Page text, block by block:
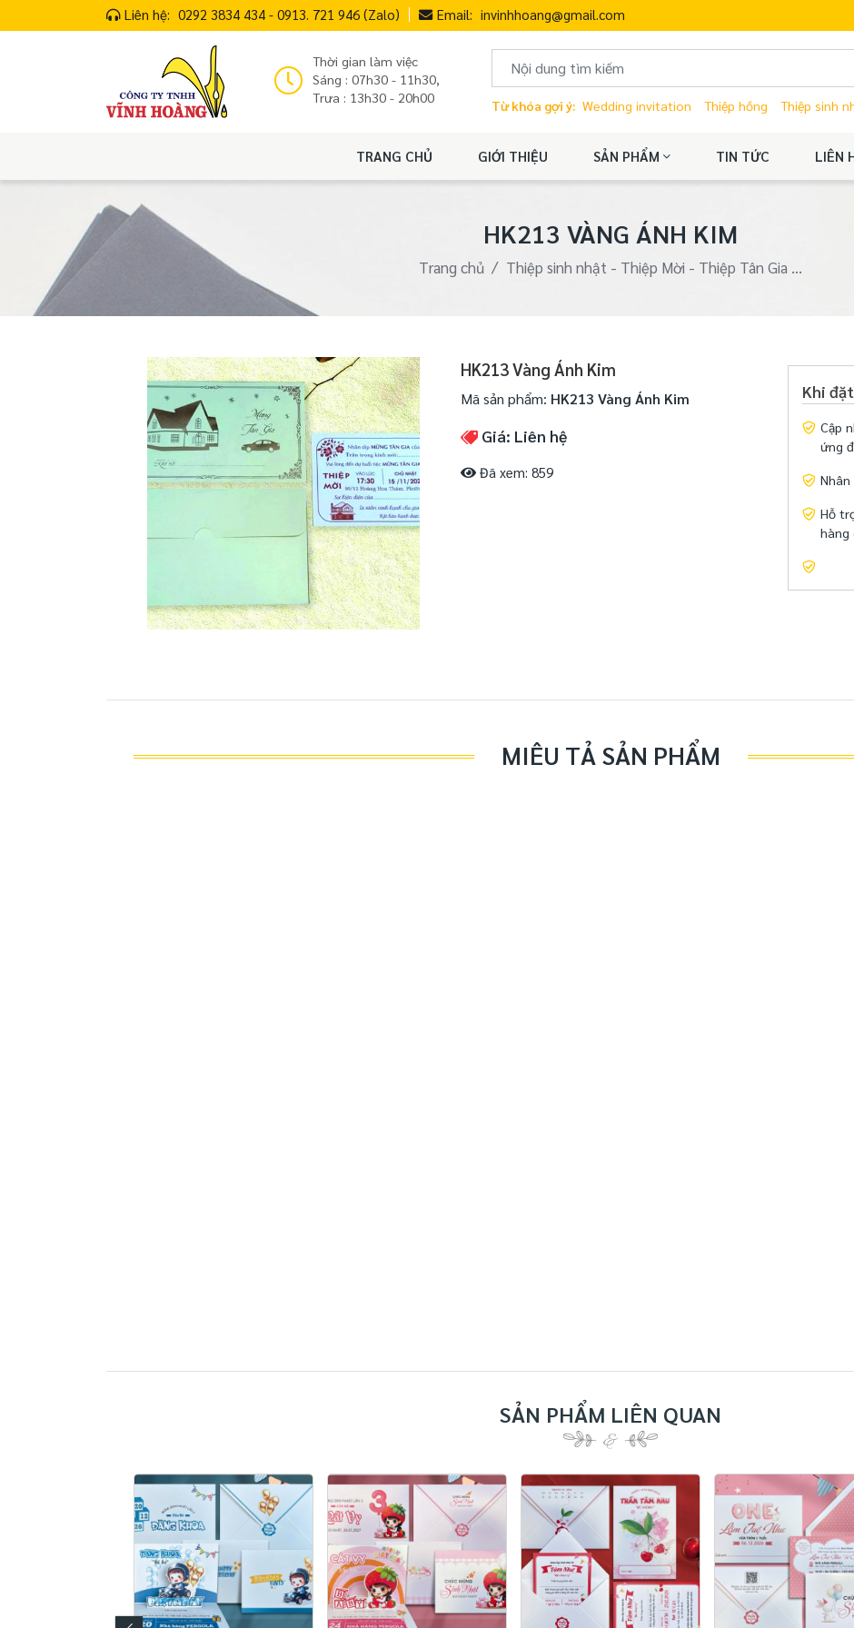
Liên hệ: 0292 3834 434 - 0913. 721 946 (Zalo) Email: invinhhoang@gmail.com
Thời gian làm việc
Sáng : 07h30 - 11h30,
Trưa : 13h30 - 20h00
Từ khóa gợi ý: Wedding invitation Thiệp hồng Thiệp sinh
TRANG CHỦ GIỚI THIỆU SẢN PHẨM TIN TỨC LIÊN
HK213 VÀNG ÁNH KIM
Trang chủ Thiệp sinh nhật - Thiệp Mời - Thiệp Tân Gia ...
HK213 Vàng Ánh Kim
Mã sản phẩm: HK213 Vàng Ánh Kim
Giá: Liên hệ
Đã xem: 859
Khi
Cập
ứng
Hỗ
hàng
MIÊU TẢ SẢN PHẨM
SẢN PHẨM LIÊN QUAN